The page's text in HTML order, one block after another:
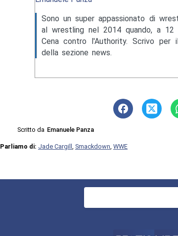
Sono un super appassionato di
al wrestling nel 2014 quando, a
Cena contro l'Authority. Scrivo
della sezione news.
Scritto da Emanuele Panza
Parliamo di: Jade Cargill , Smackdown, WWE
Ricerca